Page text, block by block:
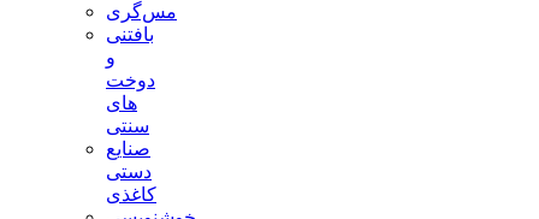
مس‌گری
بافتنی‌
و
دوخت
های
سنتی
صنایع
دستی
کاغذی